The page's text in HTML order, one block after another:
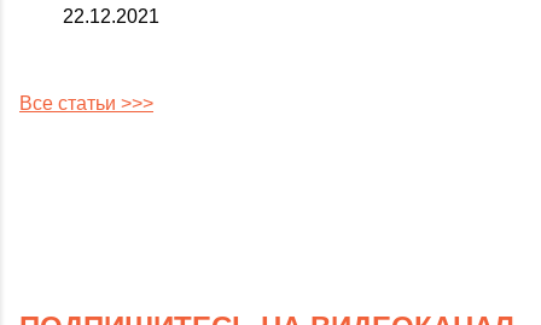
22.12.2021
Все статьи >>>